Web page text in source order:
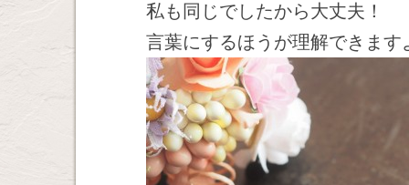
私も同じでしたから大丈夫！
言葉にするほうが理解できます